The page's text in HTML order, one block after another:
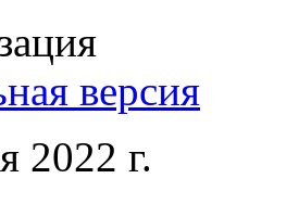
версия
2022 г.